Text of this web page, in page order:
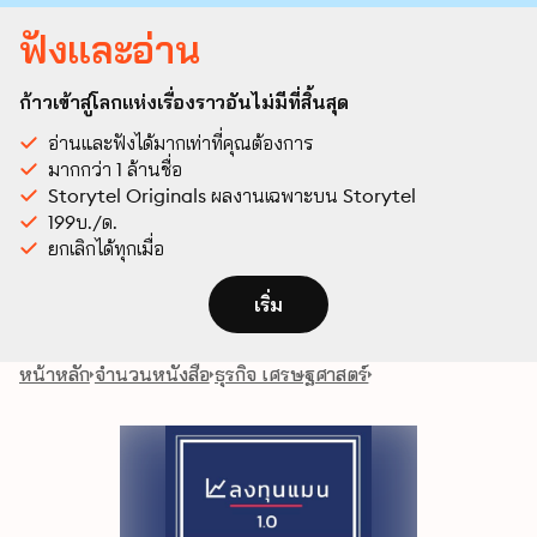
ฟังและอ่าน
ก้าวเข้าสู่โลกแห่งเรื่องราวอันไม่มีที่สิ้นสุด
อ่านและฟังได้มากเท่าที่คุณต้องการ
มากกว่า 1 ล้านชื่อ
Storytel Originals ผลงานเฉพาะบน Storytel
199บ./ด.
ยกเลิกได้ทุกเมื่อ
เริ่ม
หน้าหลัก จำนวนหนังสือ ธุรกิจ เศรษฐศาสตร์